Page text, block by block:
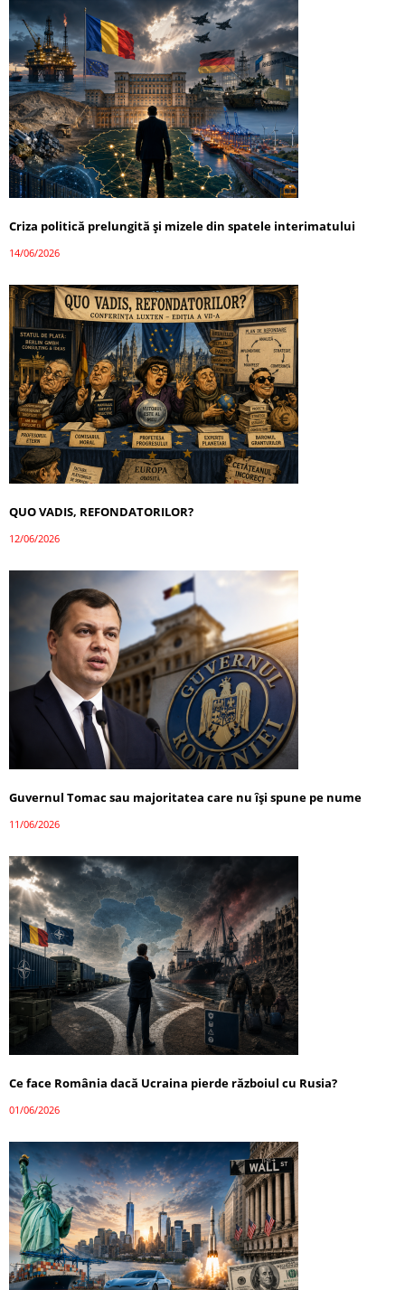
Criza politică prelungită și mizele din spatele interimatului
14/06/2026
QUO VADIS, REFONDATORILOR?
12/06/2026
Guvernul Tomac sau majoritatea care nu își spune pe nume
11/06/2026
Ce face România dacă Ucraina pierde războiul cu Rusia?
01/06/2026